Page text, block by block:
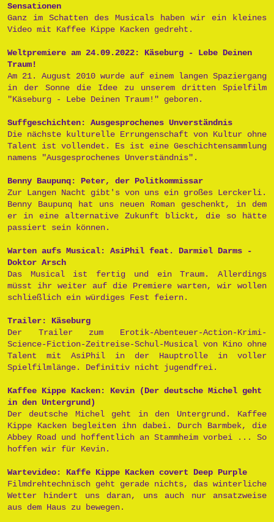
Sensationen
Ganz im Schatten des Musicals haben wir ein kleines
Video mit Kaffee Kippe Kacken gedreht.
Weltpremiere am 24.09.2022: Käseburg - Lebe Deinen
Traum!
Am 21. August 2010 wurde auf einem langen Spaziergang
in der Sonne die Idee zu unserem dritten Spielfilm
"Käseburg - Lebe Deinen Traum!" geboren.
Suffgeschichten: Ausgesprochenes Unverständnis
Die nächste kulturelle Errungenschaft von Kultur ohne
Talent ist vollendet. Es ist eine Geschichtensammlung
namens "Ausgesprochenes Unverständnis".
Benny Baupunq: Peter, der Politkommissar
Zur Langen Nacht gibt's von uns ein großes Lerckerli.
Benny Baupunq hat uns neuen Roman geschenkt, in dem
er in eine alternative Zukunft blickt, die so hätte
passiert sein können.
Warten aufs Musical: AsiPhil feat. Darmiel Darms -
Doktor Arsch
Das Musical ist fertig und ein Traum. Allerdings
müsst ihr weiter auf die Premiere warten, wir wollen
schließlich ein würdiges Fest feiern.
Trailer: Käseburg
Der Trailer zum Erotik-Abenteuer-Action-Krimi-
Science-Fiction-Zeitreise-Schul-Musical von Kino ohne
Talent mit AsiPhil in der Hauptrolle in voller
Spielfilmlänge. Definitiv nicht jugendfrei.
Kaffee Kippe Kacken: Kevin (Der deutsche Michel geht
in den Untergrund)
Der deutsche Michel geht in den Untergrund. Kaffee
Kippe Kacken begleiten ihn dabei. Durch Barmbek, die
Abbey Road und hoffentlich an Stammheim vorbei ... So
hoffen wir für Kevin.
Wartevideo: Kaffe Kippe Kacken covert Deep Purple
Filmdrehtechnisch geht gerade nichts, das winterliche
Wetter hindert uns daran, uns auch nur ansatzweise
aus dem Haus zu bewegen.